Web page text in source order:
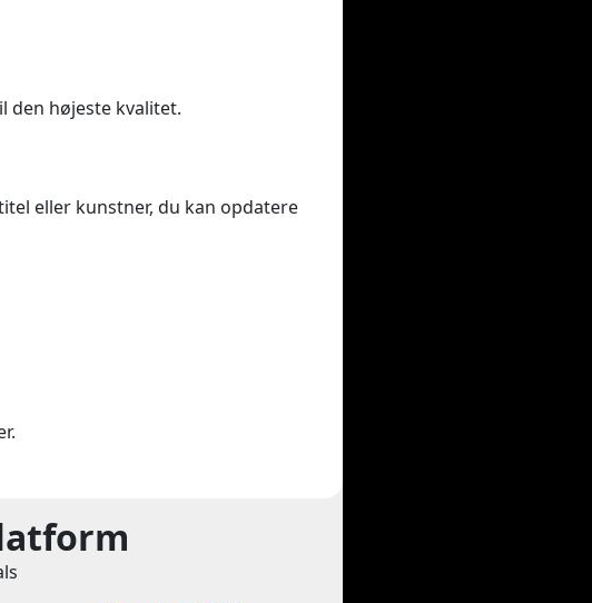
den højeste kvalitet.
eller kunstner, du kan opdatere